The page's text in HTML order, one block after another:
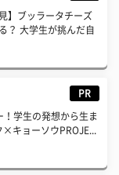
】ブッラータチーズ
？ 大学生が挑んだ自
PR
！学生の発想から生ま
キョーソウPROJE...